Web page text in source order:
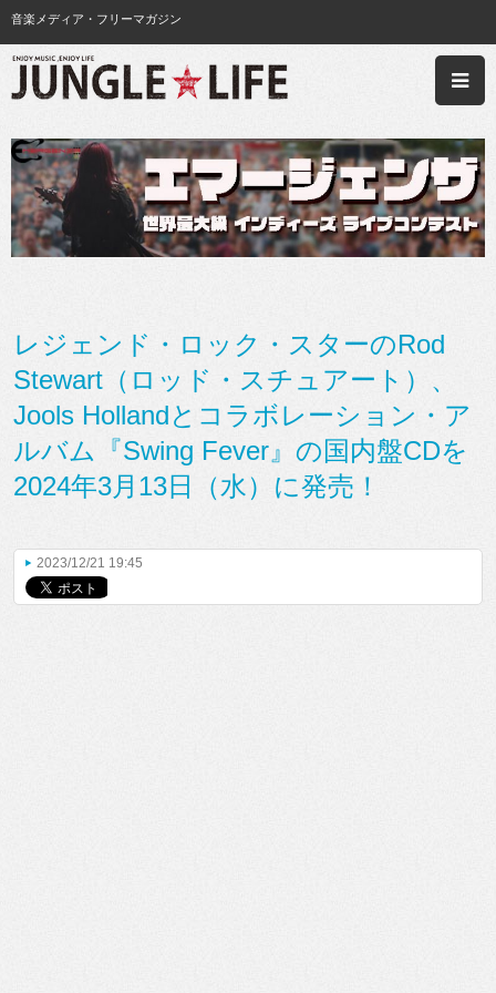
音楽メディア・フリーマガジン
レジェンド・ロック・スターのRod
Stewart（ロッド・スチュアート）、
Jools Hollandとコラボレーション・ア
ルバム『Swing Fever』の国内盤CDを
2024年3月13日（水）に発売！
2023/12/21 19:45